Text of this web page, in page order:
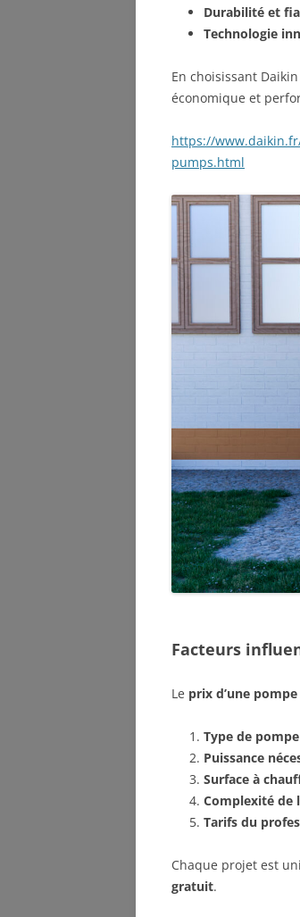
Durabilité et
Technologie
En choisissant
économique et
https://
pumps.html
Facteurs
Le prix d’une
Type de
Puissance
Surface à
Complexité de
Tarifs du
Chaque projet est
gratuit.